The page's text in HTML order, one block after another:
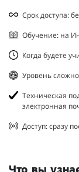
Срок доступа:
Обучение: на
Когда будете
Уровень
Техническая
электронная
Доступ: сразу